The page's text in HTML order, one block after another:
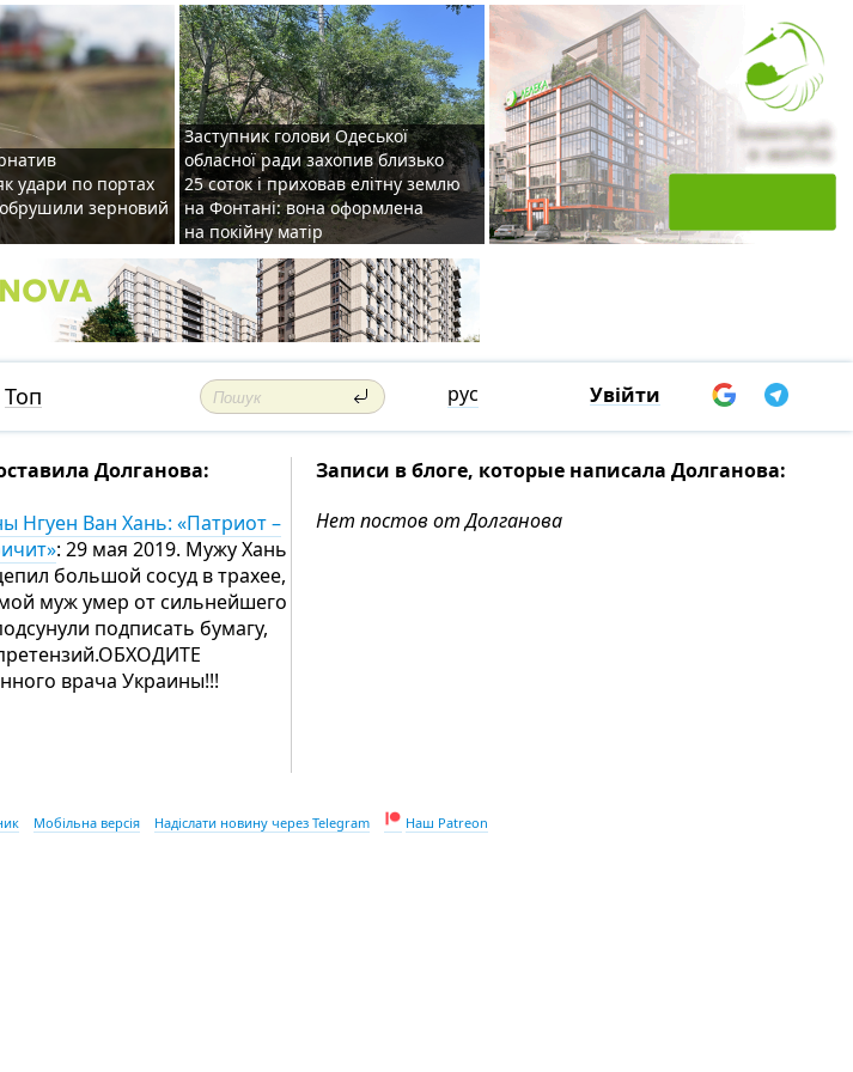
удари по портах
зерновий
Заступник голови Одеської
обласної ради захопив близько
25 соток і приховав елітну землю
на Фонтані: вона оформлена
на покійну матір
Топ рус Увійти
Долганова:
Нгуен Ван Хань: «Патриот –
: 29 мая 2019. Мужу Хань
большой сосуд в трахее,
муж умер от сильнейшего
подписать бумагу,
врача Украины!!!
Записи в блоге, которые написала Долганова:
Нет постов от Долганова
Мобільна версія Надіслати новину через Telegram Наш Patreon